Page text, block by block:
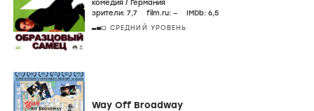
комедия / Германия
зрители: 7,7 film.ru: – IMDb: 6,5
СРЕДНИЙ УРОВЕНЬ
Way Off Broadway